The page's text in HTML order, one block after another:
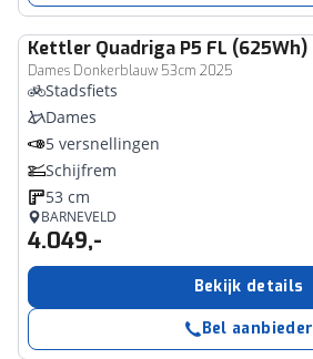
Kettler Quadriga P5 FL (625Wh)
Dames Donkerblauw 53cm 2025
Stadsfiets
Dames
5 versnellingen
Schijfrem
53 cm
BARNEVELD
4.049,-
Bekijk details
Bel aanbieder